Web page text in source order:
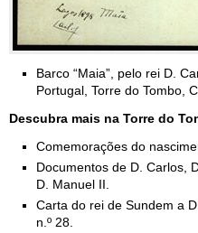
Barco “Maia”, pelo rei D.
Portugal, Torre do Tombo,
Descubra mais na Torre do
Comemorações do
Documentos de D. Carlos,
D. Manuel II.
Carta do rei de Sundem a
n.º 28.